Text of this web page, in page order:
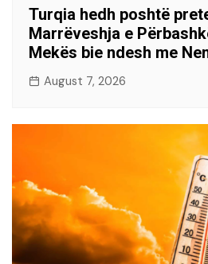
Turqia hedh poshtë
Marrëveshja e
Mekës bie ndesh me
August 7, 2026